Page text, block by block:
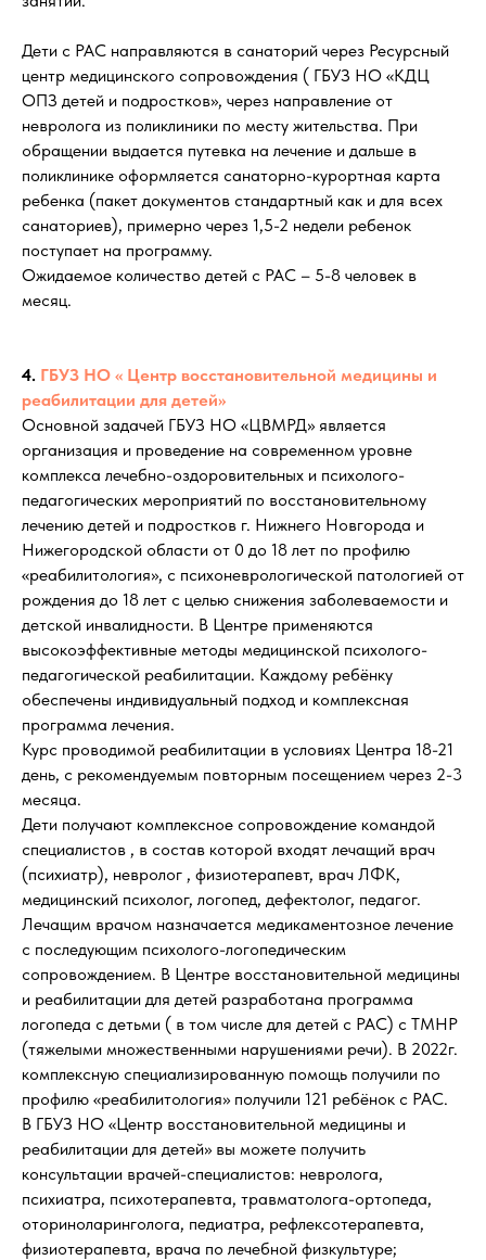
Дети с РАС направляются в санаторий через Ресурсный
центр медицинского сопровождения ( ГБУЗ НО «КДЦ
ОПЗ детей и подростков», через направление от
невролога из поликлиники по месту жительства. При
обращении выдается путевка на лечение и дальше в
поликлинике оформляется санаторно-курортная карта
ребенка (пакет документов стандартный как и для всех
санаториев), примерно через 1,5-2 недели ребенок
поступает на программу.
Ожидаемое количество детей с РАС – 5-8 человек в
месяц.
4. ГБУЗ НО « Центр восстановительной медицины и
реабилитации для детей»
Основной задачей ГБУЗ НО «ЦВМРД» является
организация и проведение на современном уровне
комплекса лечебно-оздоровительных и психолого-
педагогических мероприятий по восстановительному
лечению детей и подростков г. Нижнего Новгорода и
Нижегородской области от 0 до 18 лет по профилю
«реабилитология», с психоневрологической патологией от
рождения до 18 лет с целью снижения заболеваемости и
детской инвалидности. В Центре применяются
высокоэффективные методы медицинской психолого-
педагогической реабилитации. Каждому ребёнку
обеспечены индивидуальный подход и комплексная
программа лечения.
Курс проводимой реабилитации в условиях Центра 18-21
день, с рекомендуемым повторным посещением через 2-3
месяца.
Дети получают комплексное сопровождение командой
специалистов , в состав которой входят лечащий врач
(психиатр), невролог , физиотерапевт, врач ЛФК,
медицинский психолог, логопед, дефектолог, педагог.
Лечащим врачом назначается медикаментозное лечение
с последующим психолого-логопедическим
сопровождением. В Центре восстановительной медицины
и реабилитации для детей разработана программа
логопеда с детьми ( в том числе для детей с РАС) с ТМНР
(тяжелыми множественными нарушениями речи). В 2022г.
комплексную специализированную помощь получили по
профилю «реабилитология» получили 121 ребёнок с РАС.
В ГБУЗ НО «Центр восстановительной медицины и
реабилитации для детей» вы можете получить
консультации врачей-специалистов: невролога,
психиатра, психотерапевта, травматолога-ортопеда,
оториноларинголога, педиатра, рефлексотерапевта,
физиотерапевта, врача по лечебной физкультуре;